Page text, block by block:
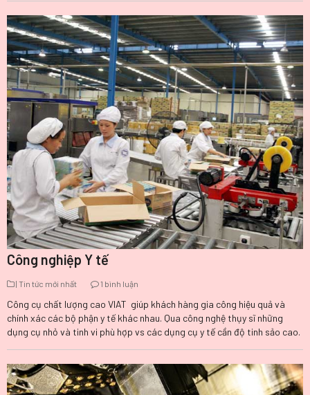
Công nghiệp Y tế
| Tin tức mới nhất 1 bình luận
Công cụ chất lượng cao VIAT giúp khách hàng gia công hiệu quả và
chính xác các bộ phận y tế khác nhau. Qua công nghệ thụy sĩ những
dụng cụ nhỏ và tinh vi phù hợp vs các dụng cụ y tế cần độ tinh sảo cao.